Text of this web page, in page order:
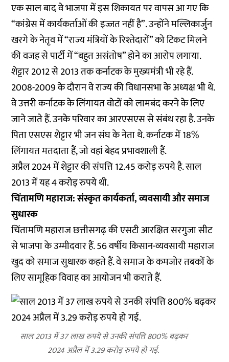
एक साल बाद वे भाजपा में इस शिकायत पर वापस आ गए कि
“कांग्रेस में कार्यकर्ताओं की इज्जत नहीं है”. उन्होंने मल्लिकार्जुन
खरगे के नेतृव में “राज्य मंत्रियों के रिश्तेदारों” को टिकट मिलने
की वजह से पार्टी में “बहुत असंतोष” होने का आरोप लगाया.
शेट्टार 2012 से 2013 तक कर्नाटक के मुख्यमंत्री भी रहे हैं.
2008-2009 के दौरान वे राज्य की विधानसभा के अध्यक्ष भी थे.
वे उत्तरी कर्नाटक के लिंगायत वोटों को लामबंद करने के लिए
जाने जाते हैं. उनके परिवार का आरएसएस से संबंध रहा है. उनके
पिता एसएस शेट्टार भी जन संघ के नेता थे. कर्नाटक में 18%
लिंगायत मतदाता हैं, जो वहां बेहद प्रभावशाली हैं.
अप्रैल 2024 में शेट्टार की संपत्ति 12.45 करोड़ रुपये है. साल
2013 में यह 4 करोड़ रुपये थी.
चिंतामणि महाराज: संस्कृत कार्यकर्ता, व्यवसायी और समाज
सुधारक
चिंतामणि महाराज छत्तीसगढ़ की एसटी आरक्षित सरगुजा सीट
से भाजपा के उम्मीदवार हैं. 56 वर्षीय किसान-व्यवसायी महाराज
खुद को समाज सुधारक कहते हैं. वे समाज के कमजोर तबकों के
लिए सामूहिक विवाह का आयोजन भी कराते हैं.
साल 2013 में 37 लाख रुपये से उनकी संपत्ति 800% बढ़कर
2024 अप्रैल में 3.29 करोड़ रुपये हो गई.